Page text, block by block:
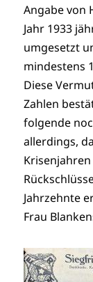
Angabe von
Jahr 1933
umgesetzt
mindestens
Diese
Zahlen
folgende
allerdings,
Jahrzehnte
Frau